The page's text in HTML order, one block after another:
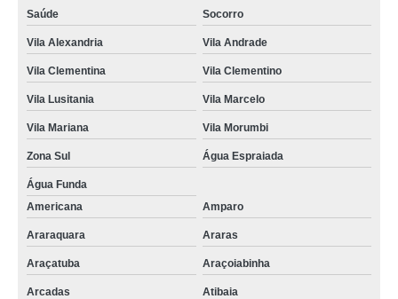
Saúde Socorro
Vila Alexandria Vila Andrade
Vila Clementina Vila Clementino
Vila Lusitania Vila Marcelo
Vila Mariana Vila Morumbi
Zona Sul Água Espraiada
Água Funda
Americana
Amparo
Araraquara Araras
Araçatuba Araçoiabinha
Arcadas Atibaia